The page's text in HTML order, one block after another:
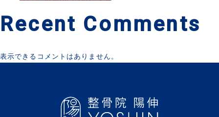
Recent Comments
表示できるコメントはありません。